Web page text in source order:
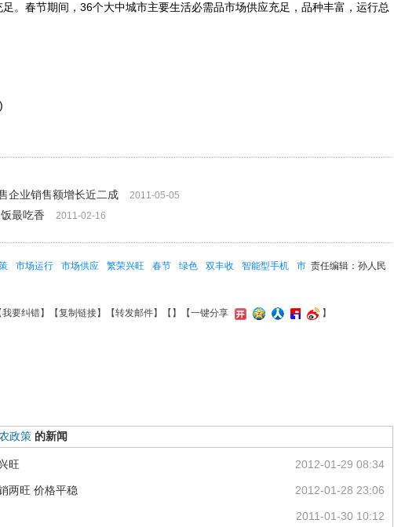
春节期间，36个大中城市主要生活必需品市场供应充足，品种丰富，运行总
企业销售额增长近二成
2011-05-05
最吃香 2011-02-16
责任编辑：孙人民
市场运行 市场供应 繁荣兴旺 春节 绿色 双丰收 智能型手机
市
我要纠错】【复制链接】【转发邮件】【 】 【一键分享 】
政策 的新闻
2012-01-29 08:34
旺
2012-01-28 23:06
两旺 价格平稳
2011-01-30 10:12